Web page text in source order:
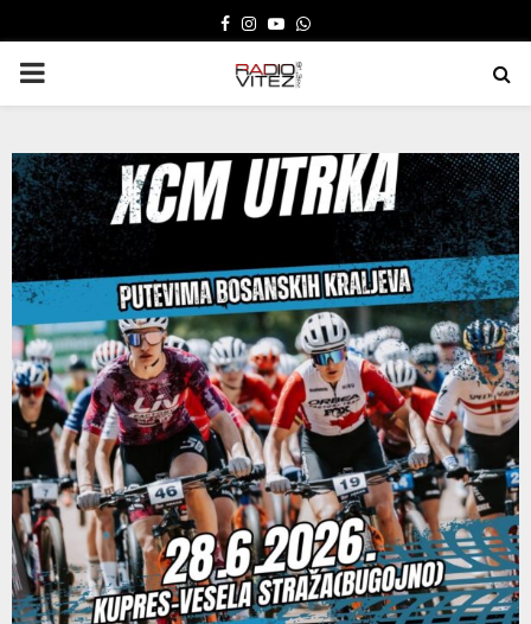
FACEBOOK
INSTAGRAM
YOUTUBE
WHATSAPP
PRIMARY